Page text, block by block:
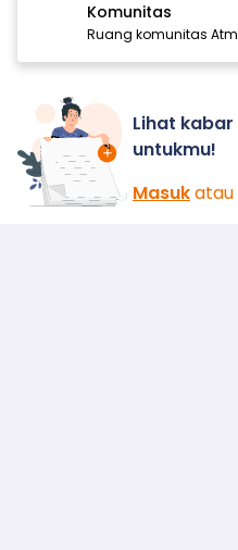
Komunitas
Ruang komunitas
Lihat
untukmu!
Masukatau